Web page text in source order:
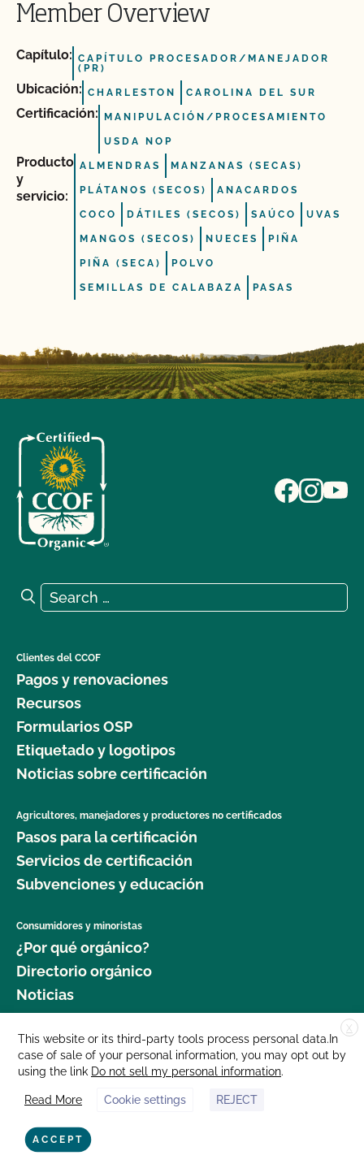
Member Overview
Capítulo: CAPÍTULO PROCESADOR/MANEJADOR
(PR)
Ubicación: CHARLESTON CAROLINA DEL SUR
Certificación: MANIPULACIÓN/PROCESAMIENTO
USDA NOP
Producto
y
servicio:
ALMENDRAS MANZANAS (SECAS)
PLÁTANOS (SECOS) ANACARDOS
COCO DÁTILES (SECOS) SAÚCO UVAS
MANGOS (SECOS) NUECES PIÑA
PIÑA (SECA) POLVO
SEMILLAS DE CALABAZA PASAS
Search for:
Search
Clientes del CCOF
Pagos y renovaciones
Recursos
Formularios OSP
Etiquetado y logotipos
Noticias sobre certificación
Agricultores, manejadores y productores no certificados
Pasos para la certificación
Servicios de certificación
Subvenciones y educación
Consumidores y minoristas
¿Por qué orgánico?
Directorio orgánico
Noticias
Donar
Carreras profesionales
Sala de prensa
Contáctenos
877 Cedar Street, Suite 248, Santa Cruz, CA 95060 © 2025 CCOF.org
X
This website or its third-party tools process personal data.In
case of sale of your personal information, you may opt out by
using the link Do not sell my personal information.
Read More Cookie settings REJECT
ACCEPT